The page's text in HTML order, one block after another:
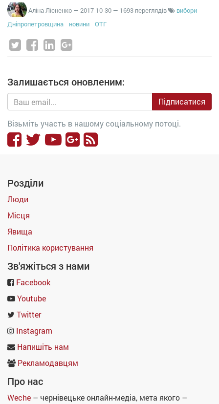
Аліна Лісненко — 2017-10-30 — 1693 переглядів
вибори
Дніпропетровщина
новини ОТГ
Залишається оновленим:
Підписатися
Візьміть участь в нашому соціальному потоці.
Розділи
Люди
Місця
Явища
Політика користування
Зв'яжіться з нами
Facebook
Youtube
Twitter
Instagram
Напишіть нам
Рекламодавцям
Про нас
Weche – чернівецьке онлайн-медіа, мета якого –